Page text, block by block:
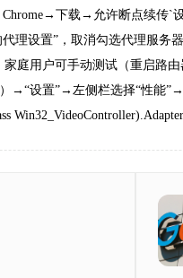
下载→允许断点续传`设
设置”，取消勾选代理服务
家庭用户可手动测试（重启路
设置”→左侧栏选择“性能”→